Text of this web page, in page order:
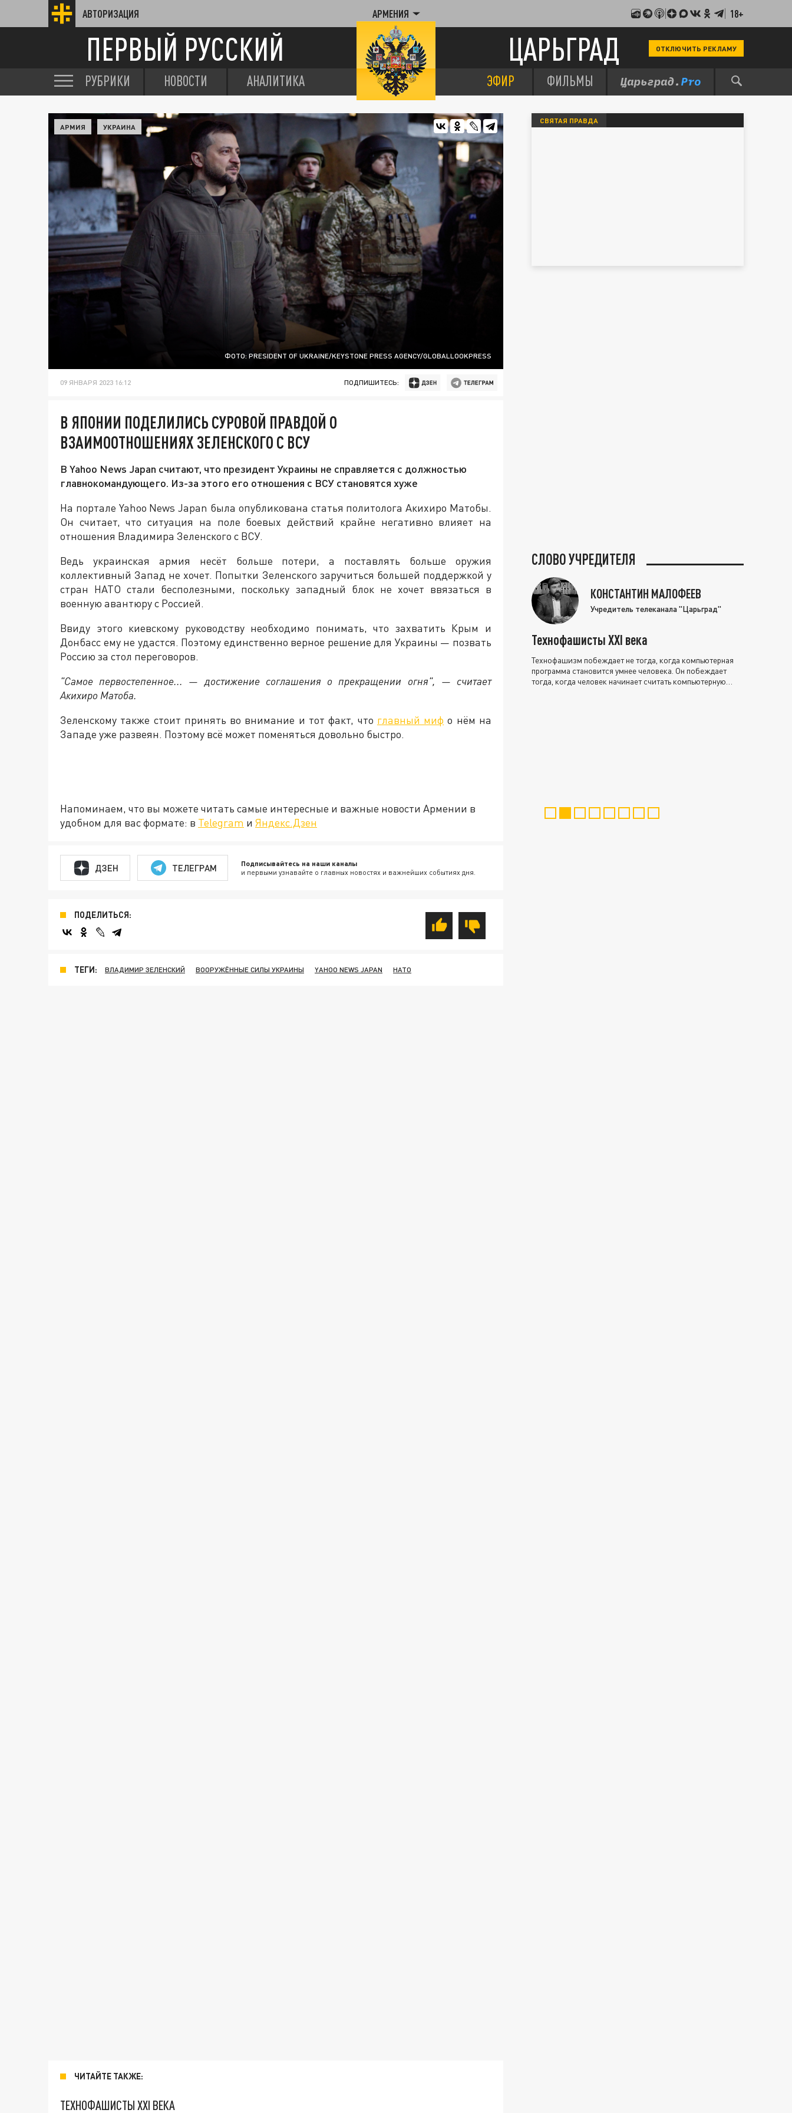
АВТОРИЗАЦИЯ АРМЕНИЯ 18+
ПЕРВЫЙ РУССКИЙ ЦАРЬГРАД ОТКЛЮЧИТЬ РЕКЛАМУ
РУБРИКИ НОВОСТИ АНАЛИТИКА ЭФИР ФИЛЬМЫ
ФОТО: PRESIDENT OF UKRAINE/KEYSTONE PRESS AGENCY/GLOBALLOOKPRESS
АРМИЯ УКРАИНА
09 ЯНВАРЯ 2023 16:12 ПОДПИШИТЕСЬ:
В ЯПОНИИ ПОДЕЛИЛИСЬ СУРОВОЙ ПРАВДОЙ О
ВЗАИМООТНОШЕНИЯХ ЗЕЛЕНСКОГО С ВСУ
В Yahoo News Japan считают, что президент Украины не справляется с должностью
главнокомандующего. Из-за этого его отношения с ВСУ становятся хуже
На портале Yahoo News Japan была опубликована статья политолога Акихиро Матобы.
Он считает, что ситуация на поле боевых действий крайне негативно влияет на
отношения Владимира Зеленского с ВСУ.
Ведь украинская армия несёт больше потери, а поставлять больше оружия
коллективный Запад не хочет. Попытки Зеленского заручиться большей поддержкой у
стран НАТО стали бесполезными, поскольку западный блок не хочет ввязаться в
военную авантюру с Россией.
Ввиду этого киевскому руководству необходимо понимать, что захватить Крым и
Донбасс ему не удастся. Поэтому единственно верное решение для Украины — позвать
Россию за стол переговоров.
"Самое первостепенное... — достижение соглашения о прекращении огня", — считает
Акихиро Матоба.
Зеленскому также стоит принять во внимание и тот факт, что главный миф о нём на
Западе уже развеян. Поэтому всё может поменяться довольно быстро.
Напоминаем, что вы можете читать самые интересные и важные новости Армении в
удобном для вас формате: в Telegram и Яндекс.Дзен
ДЗЕН ТЕЛЕГРАМ Подписывайтесь на наши каналы
и первыми узнавайте о главных новостях и важнейших событиях дня.
ПОДЕЛИТЬСЯ:
ТЕГИ: ВЛАДИМИР ЗЕЛЕНСКИЙ ВООРУЖЁННЫЕ СИЛЫ УКРАИНЫ YAHOO NEWS JAPAN НАТО
ЧИТАЙТЕ ТАКЖЕ:
ТЕХНОФАШИСТЫ XXI ВЕКА
СВЯТАЯ ПРАВДА
СЛОВО УЧРЕДИТЕЛЯ
КОНСТАНТИН МАЛОФЕЕВ
Учредитель телеканала "Царьград"
Технофашисты XXI века
Технофашизм побеждает не тогда, когда компьютерная
программа становится умнее человека. Он побеждает
тогда, когда человек начинает считать компьютерную